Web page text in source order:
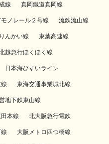
線 真岡鐵道真岡線
ノレール２号線 流鉄流山線
りんかい線 東葉高速線
越急行ほくほく線
日本海ひすいライン
東海交通事業城北線
地下鉄東山線
本線 北大阪急行電鉄
大阪メトロ四つ橋線